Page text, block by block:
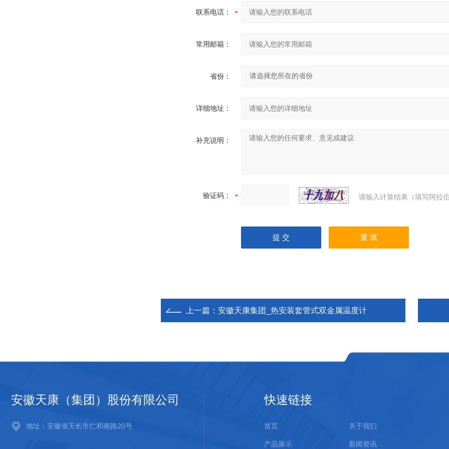
联系电话：
常用邮箱：
省份：
详细地址：
补充说明：
验证码： 请输入计算结果（填写阿拉
上一篇： 安徽天康集团_热安装套管式双金属温度计
安徽天康（集团）股份有限公司
地址：安徽省天长市仁和南路20号
快速链接
首页 关于我们
产品展示 新闻资讯